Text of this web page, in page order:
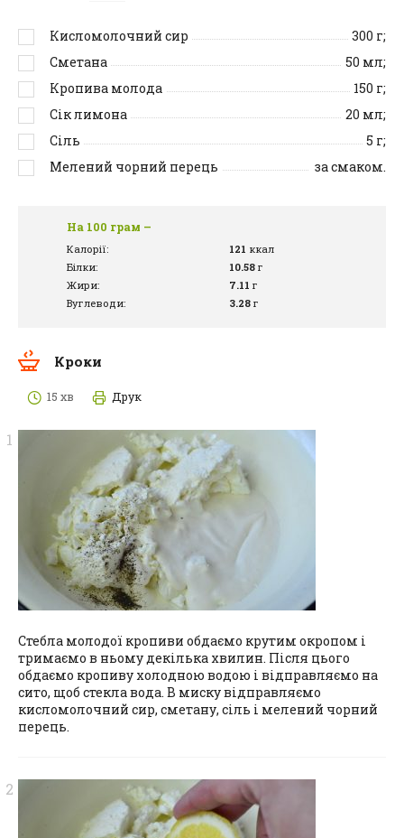
Кисломолочний сир 300 г;
Сметана
50 мл;
Кропива молода
150 г;
Сік лимона
20 мл;
Сіль
5 г;
Мелений чорний перець
за смаком.
На 100 грам –
Калорії: 121 ккал
Білки:
10.58 г
Жири:
7.11 г
Вуглеводи:
3.28 г
Кроки
15 хв Друк
Стебла молодої кропиви обдаємо крутим окропом і
тримаємо в ньому декілька хвилин. Після цього
обдаємо кропиву холодною водою і відправляємо на
сито, щоб стекла вода. В миску відправляємо
кисломолочний сир, сметану, сіль і мелений чорний
перець.